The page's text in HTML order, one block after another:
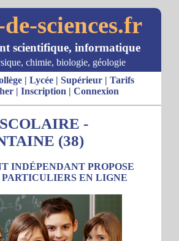
sciences.fr
scientifique, informatique
chimie, biologie, géologie
| Lycée| Supérieur| Tarifs
| Inscription | Connexion
-
(38)
INDÉPENDANT PROPOSE
PARTICULIERS EN LIGNE